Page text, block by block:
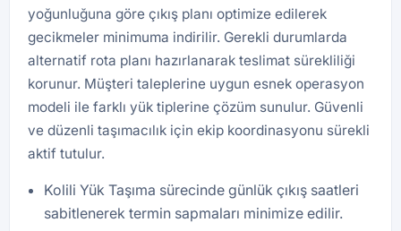
yoğunluğuna göre çıkış planı optimize edilerek
gecikmeler minimuma indirilir. Gerekli durumlarda
alternatif rota planı hazırlanarak teslimat sürekliliği
korunur. Müşteri taleplerine uygun esnek operasyon
modeli ile farklı yük tiplerine çözüm sunulur. Güvenli
ve düzenli taşımacılık için ekip koordinasyonu sürekli
aktif tutulur.
Kolili Yük Taşıma sürecinde günlük çıkış saatleri
sabitlenerek termin sapmaları minimize edilir.